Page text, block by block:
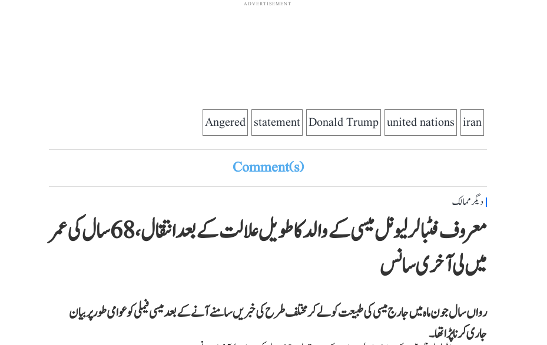
ADVERTISEMENT
iran
united nations
Donald Trump
statement
Angered
Comment(s)
دیگر ممالک
معروف فٹبالر لیونل میسی کے والد کا طویل علالت کے بعد انتقال، 68 سال کی عمر
میں لی آخری سانس
رواں سال جون ماہ میں جارج میسی کی طبیعت کو لے کر مختلف طرح کی خبریں سامنے آنے کے بعد میسی فیملی کو عوامی طور پر بیان
جاری کرنا پڑا تھا۔